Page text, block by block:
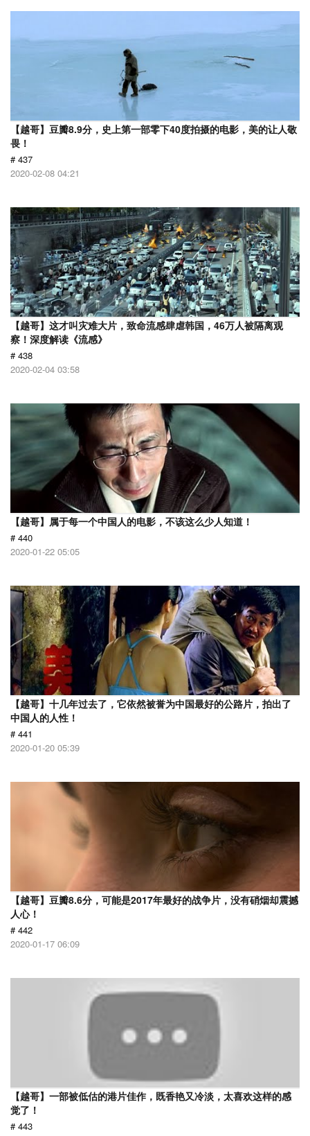
【越哥】豆瓣8.9分，史上第一部零下40度拍摄的电影，美的让人敬
畏！
# 437
2020-02-08 04:21
【越哥】这才叫灾难大片，致命流感肆虐韩国，46万人被隔离观
察！深度解读《流感》
# 438
2020-02-04 03:58
【越哥】属于每一个中国人的电影，不该这么少人知道！
# 440
2020-01-22 05:05
【越哥】十几年过去了，它依然被誉为中国最好的公路片，拍出了
中国人的人性！
# 441
2020-01-20 05:39
【越哥】豆瓣8.6分，可能是2017年最好的战争片，没有硝烟却震撼
人心！
# 442
2020-01-17 06:09
【越哥】一部被低估的港片佳作，既香艳又冷淡，太喜欢这样的感
觉了！
# 443